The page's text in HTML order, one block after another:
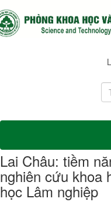
Lai Châu: tiềm
nghiên cứu khoa
học Lâm nghiệp